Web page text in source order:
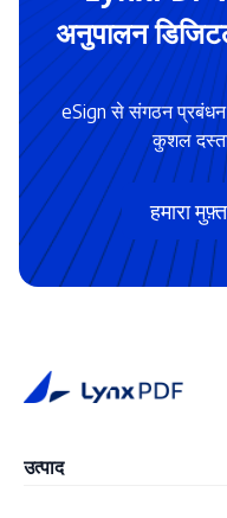
अनुपालन
eSign से संगठन
कुशल
हमारा
उत्पाद